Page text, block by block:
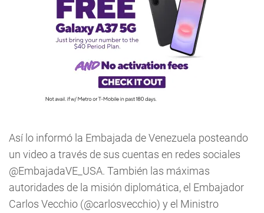
Así lo informó la Embajada de Venezuela posteando
un video a través de sus cuentas en redes sociales
@EmbajadaVE_USA. También las máximas
autoridades de la misión diplomática, el Embajador
Carlos Vecchio (@carlosvecchio) y el Ministro